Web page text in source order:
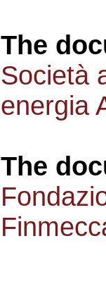
The
Società
energia
The